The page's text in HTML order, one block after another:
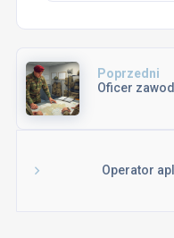
Poprzedni
Oficer
Operator